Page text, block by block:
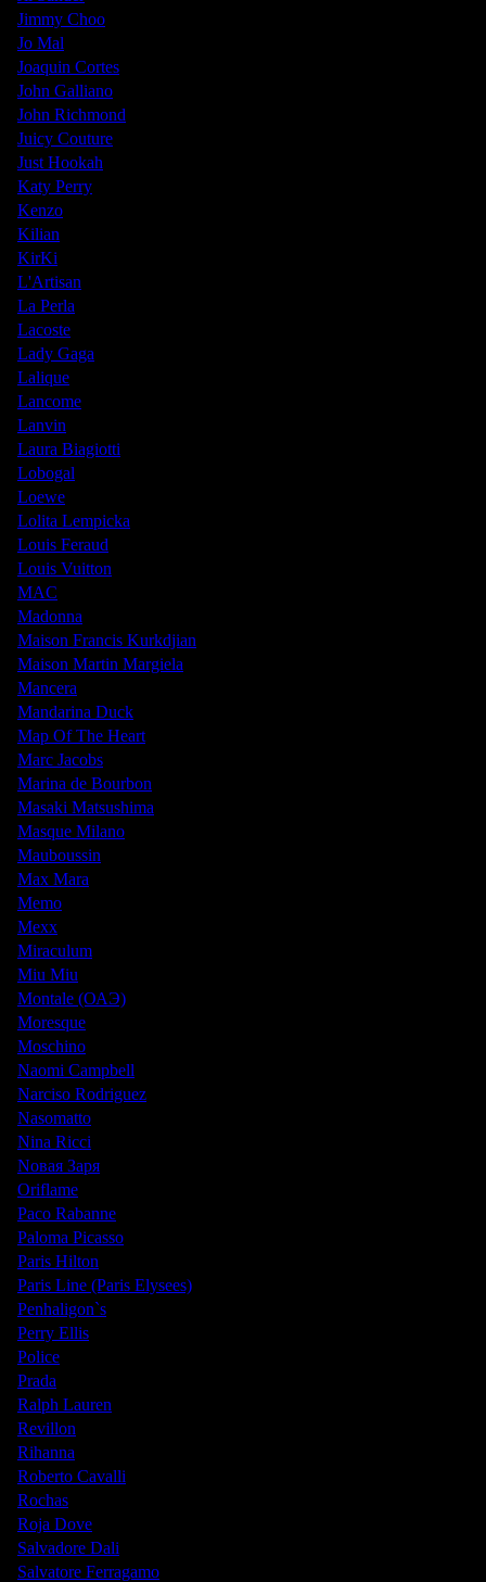
Jimmy Choo
Jo Mal
Joaquin Cortes
John Galliano
John Richmond
Juicy Couture
Just Hookah
Katy Perry
Kenzo
Kilian
KirKi
L'Artisan
La Perla
Lacoste
Lady Gaga
Lalique
Lancome
Lanvin
Laura Biagiotti
Lobogal
Loewe
Lolita Lempicka
Louis Feraud
Louis Vuitton
MAC
Madonna
Maison Francis Kurkdjian
Maison Martin Margiela
Mancera
Mandarina Duck
Map Of The Heart
Marc Jacobs
Marina de Bourbon
Masaki Matsushima
Masque Milano
Mauboussin
Max Mara
Memo
Mexx
Miraculum
Miu Miu
Montale (ОАЭ)
Moresque
Moschino
Naomi Campbell
Narciso Rodriguez
Nasomatto
Nina Ricci
Nовая Заря
Oriflame
Paco Rabanne
Paloma Picasso
Paris Hilton
Paris Line (Paris Elysees)
Penhaligon`s
Perry Ellis
Police
Prada
Ralph Lauren
Revillon
Rihanna
Roberto Cavalli
Rochas
Roja Dove
Salvadore Dali
Salvatore Ferragamo